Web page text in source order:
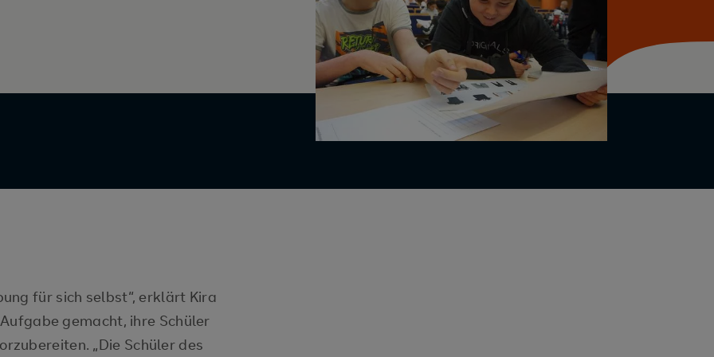
für sich selbst“, erklärt Kira
gemacht, ihre Schüler
„Die Schüler des